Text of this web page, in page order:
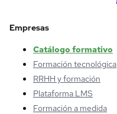
Empresas
Catálogo formativo
Formación tecnológica
RRHH y formación
Plataforma LMS
Formación a medida